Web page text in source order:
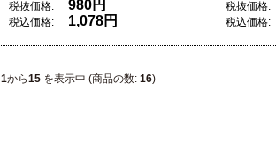
税抜価格: 980円
税込価格: 1,078円
税抜価格:
税込価格:
1から15を表示中 (商品の数: 16)